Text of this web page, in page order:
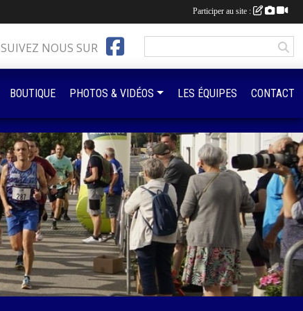
SUIVEZ NOUS SUR
BOUTIQUE PHOTOS & VIDÉOS LES ÉQUIPES CONTACT
Participer au site :